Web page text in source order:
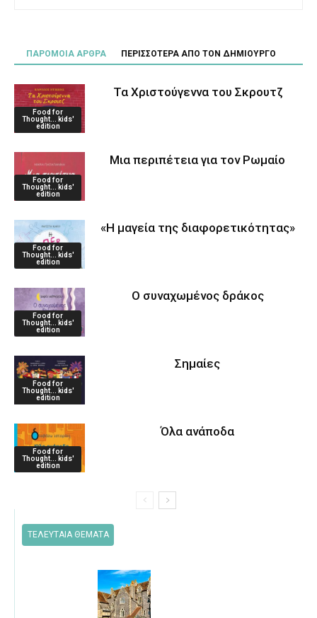
ΠΑΡΟΜΟΙΑ ΑΡΘΡΑ ΠΕΡΙΣΣΟΤΕΡΑ ΑΠΟ ΤΟΝ ΔΗΜΙΟΥΡΓΟ
Food for
Thought... kids'
edition
Τα Χριστούγεννα του Σκρουτζ
Food for
Thought... kids'
edition
Μια περιπέτεια για τον Ρωμαίο
Food for
Thought... kids'
edition
«Η μαγεία της διαφορετικότητας»
Food for
Thought... kids'
edition
Ο συναχωμένος δράκος
Food for
Thought... kids'
edition
Σημαίες
Food for
Thought... kids'
edition
Όλα ανάποδα
ΤΕΛΕΥΤΑΙΑ ΘΕΜΑΤΑ